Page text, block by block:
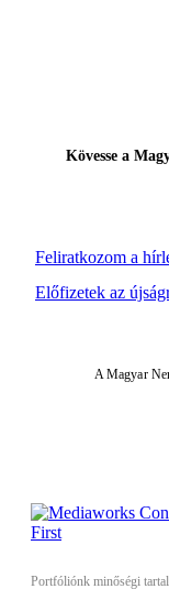
Feliratkozom a
Kövesse a
Előfizetek az
A Magyar
Portfóliónk minőségi